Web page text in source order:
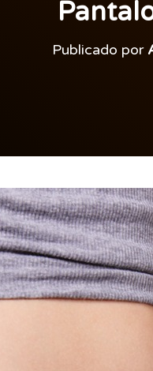
Publicado por